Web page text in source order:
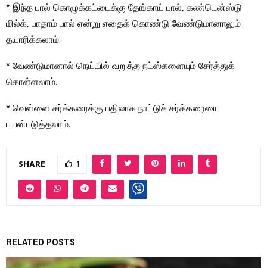
* இந்த பால் கொழுக்கட்டைக்கு தேங்காய் பால், கண்டென்ஸ்டு
மில்க், பாதாம் பால் என்று எதைக் கொண்டு வேண்டுமானாலும்
தயாரிக்கலாம்.
* வேண்டுமானால் நெய்யில் வறுத்த நட்ஸ்களையும் சேர்த்துக்
கொள்ளலாம்.
* வெள்ளை சர்க்கரைக்கு பதிலாக நாட்டுச் சர்க்கரையை
பயன்படுத்தலாம்.
SHARE 1
RELATED POSTS